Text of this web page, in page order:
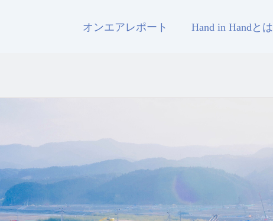
オンエアレポート Hand in Handとは